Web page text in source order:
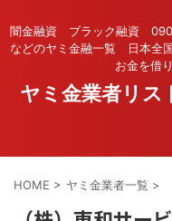
闇金融資 ブラック融資
などのヤミ金融一覧 日本全
お金を借
ヤミ金業者リス
HOME > ヤミ金業者一覧 >